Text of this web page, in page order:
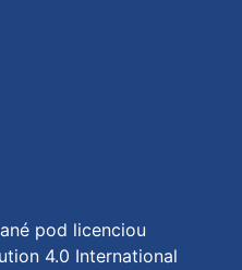
pod licenciou
4.0 International